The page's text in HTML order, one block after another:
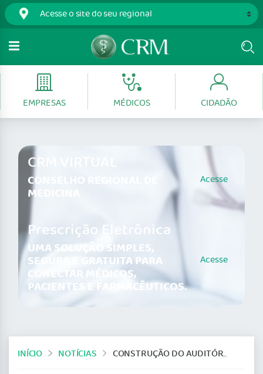
EMPRESAS MÉDICOS CIDADÃO
CRM VIRTUAL
CONSELHO REGIONAL DE
MEDICINA
Acesse
Prescrição Eletrônica
UMA SOLUÇÃO SIMPLES,
SEGURA E GRATUITA PARA
CONECTAR MÉDICOS,
PACIENTES E FARMACÊUTICOS.
Acesse
INÍCIO NOTÍCIAS CONSTRUÇÃO DO AUDITÓRIO DA DELEGACIA REGIONAL DO CREMERO DE JI-PARANÁ TRAZ BENEFÍCIOS À CLASSE MÉDICA DE RONDÔNIA